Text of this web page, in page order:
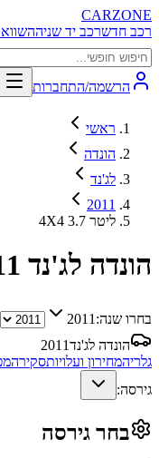
CARZONE
רכב חדשרכב יד שניה
הרשמה/התחברות
ראשי
הונדה
לג'נד
2011
4X4 3.7 ליטר
הונדה לג'נד
בחרו שנה: 2011
הונדה לג'נד2011
גלריהמחירון ועלויותסקירה
גירסה:
בחר גירסה